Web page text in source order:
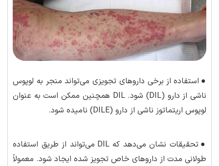
● استفاده از برخی داروهای تجویزی می‌تواند منجر به لوپوس
ناشی از دارو (DIL) شود. DIL همچنین ممکن است به عنوان
لوپوس اریتماتوز ناشی از دارو (DILE) نامیده شود.
●
تحقیقات نشان می‌دهد که DIL می‌تواند از طریق استفاده
طولانی مدت از داروهای خاص تجویز شده ایجاد شود. معمولاً